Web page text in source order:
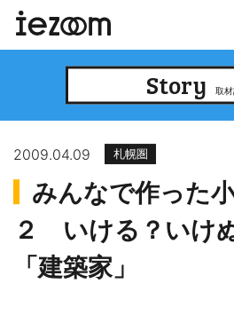
Story 取
2009.04.09 札幌圏
みんなで作った
２ いける？いけ
「建築家」